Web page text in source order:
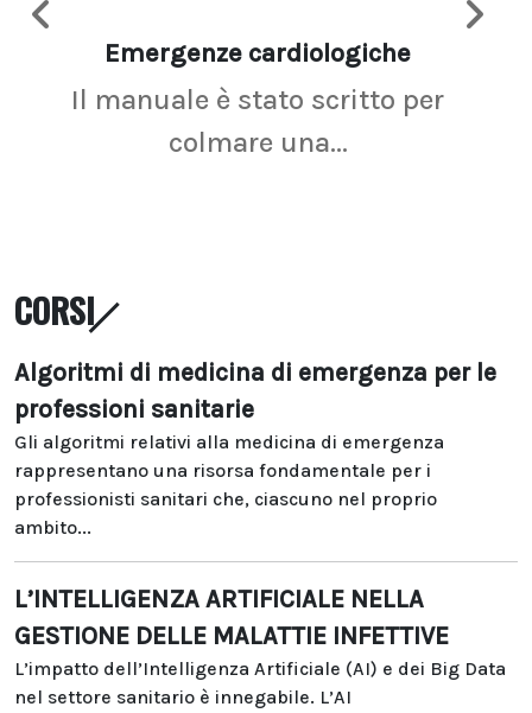
Emergenze cardiologiche
Il manuale è stato scritto per
colmare una...
CORSI
Algoritmi di medicina di emergenza per le
professioni sanitarie
Gli algoritmi relativi alla medicina di emergenza
rappresentano una risorsa fondamentale per i
professionisti sanitari che, ciascuno nel proprio
ambito...
L’INTELLIGENZA ARTIFICIALE NELLA
GESTIONE DELLE MALATTIE INFETTIVE
L’impatto dell’Intelligenza Artificiale (AI) e dei Big Data
nel settore sanitario è innegabile. L’AI